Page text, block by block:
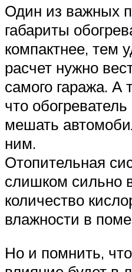
Один из важных
габариты
компактнее, тем
расчет нужно
самого гаража. А
что
мешать
ним.
Отопительная
слишком сильно
количество
влажности в
Но и помнить,